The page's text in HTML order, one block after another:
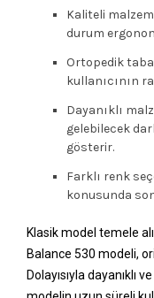
Kaliteli
durum
Ortopedik
kullanıcının
Dayanıklı
gelebilecek
gösterir.
Farklı renk
konusunda
Klasik model temele
Balance 530 modeli,
Dolayısıyla dayanıklı